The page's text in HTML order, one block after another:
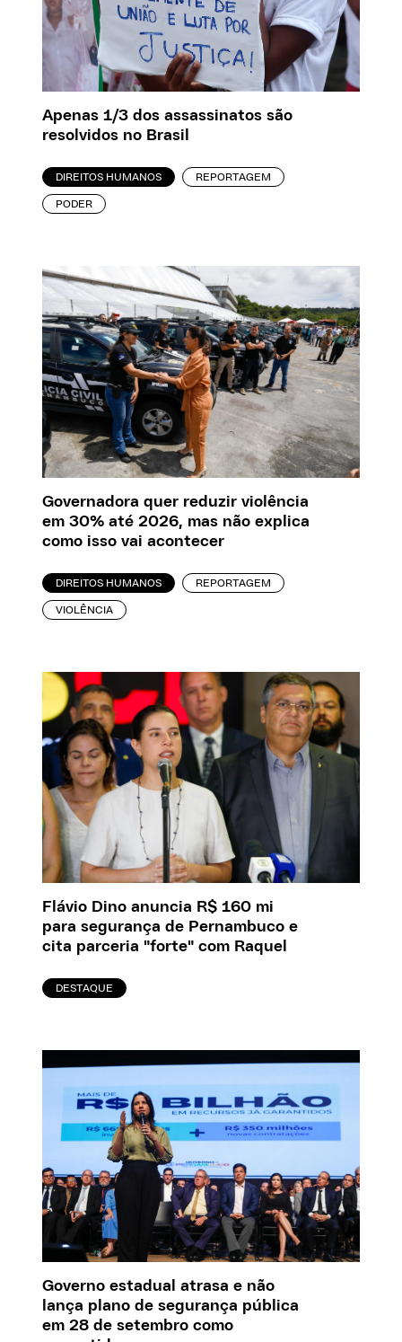
Apenas 1/3 dos assassinatos são
resolvidos no Brasil
DIREITOS HUMANOS REPORTAGEM
PODER
Governadora quer reduzir violência
em 30% até 2026, mas não explica
como isso vai acontecer
DIREITOS HUMANOS REPORTAGEM
VIOLÊNCIA
Flávio Dino anuncia R$ 160 mi
para segurança de Pernambuco e
cita parceria "forte" com Raquel
DESTAQUE
Governo estadual atrasa e não
lança plano de segurança pública
em 28 de setembro como